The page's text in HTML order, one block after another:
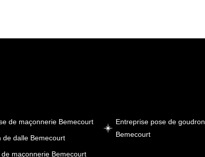
de maçonnerie Bemecourt
de dalle Bemecourt
maçonnerie Bemecourt
Entreprise pose de goudron
Bemecourt